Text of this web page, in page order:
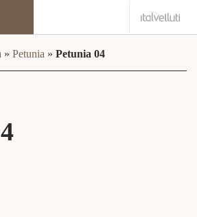
» Petunia » Petunia 04